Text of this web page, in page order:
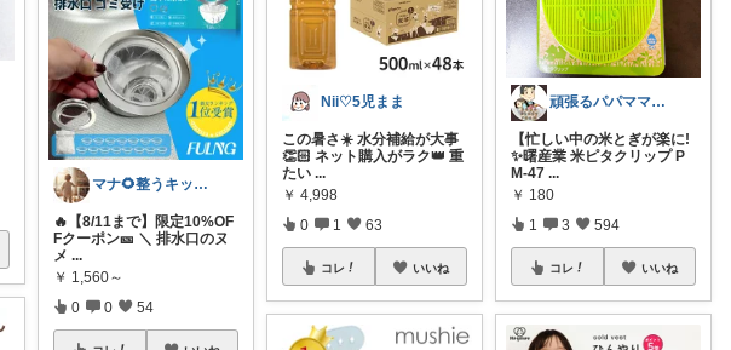
​マナ🌻整うキッチンと魅せる生活雑貨
🔥【8/11まで】限定10%OF
Fクーポン🎫 ＼ 排水口のヌ
メ ...
￥ 1,560～
0 0 54
Nii♡5児まま
この暑さ☀️ 水分補給が大事
👏🏻 ネット購入がラク👑 重
たい ...
￥ 4,998
0 1 63
コレ いいね
頑張るパパママ応援隊@育児・子供用品紹介
【忙しい中の米とぎが楽に!
✨曙産業 米ピタクリップ P
M-47 ...
￥ 180
1 3 594
コレ いいね